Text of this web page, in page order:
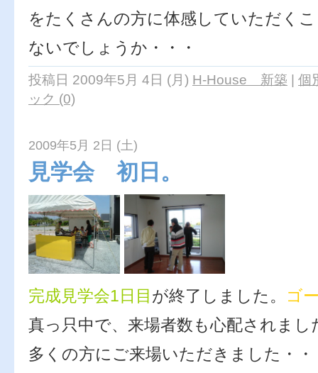
をたくさんの方に体感していただく
ないでしょうか・・・
投稿日 2009年5月 4日 (月) H-House 新築 | 個
ック (0)
2009年5月 2日 (土)
見学会 初日。
完成見学会1日目 が終了しました。
ゴ
真っ只中で、来場者数も心配されま
多くの方にご来場いただきました・・